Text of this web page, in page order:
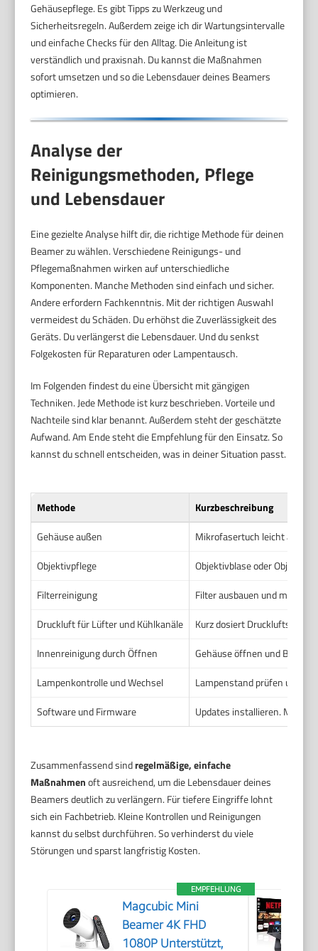
Gehäusepflege. Es gibt Tipps zu Werkzeug und
Sicherheitsregeln. Außerdem zeige ich dir Wartungsintervalle
und einfache Checks für den Alltag. Die Anleitung ist
verständlich und praxisnah. Du kannst die Maßnahmen
sofort umsetzen und so die Lebensdauer deines Beamers
optimieren.
Analyse der
Reinigungsmethoden, Pflege
und Lebensdauer
Eine gezielte Analyse hilft dir, die richtige Methode für deinen
Beamer zu wählen. Verschiedene Reinigungs- und
Pflegemaßnahmen wirken auf unterschiedliche
Komponenten. Manche Methoden sind einfach und sicher.
Andere erfordern Fachkenntnis. Mit der richtigen Auswahl
vermeidest du Schäden. Du erhöhst die Zuverlässigkeit des
Geräts. Du verlängerst die Lebensdauer. Und du senkst
Folgekosten für Reparaturen oder Lampentausch.
Im Folgenden findest du eine Übersicht mit gängigen
Techniken. Jede Methode ist kurz beschrieben. Vorteile und
Nachteile sind klar benannt. Außerdem steht der geschätzte
Aufwand. Am Ende steht die Empfehlung für den Einsatz. So
kannst du schnell entscheiden, was in deiner Situation passt.
Methode
Kurzbeschreibung
Gehäuse außen
Mikrofasertuch leicht
Objektivpflege
Objektivblase oder
Filterreinigung
Filter ausbauen und mit
Druckluft für Lüfter und Kühlkanäle
Kurz dosiert Druckluftspray
Innenreinigung durch Öffnen
Gehäuse öffnen und
Lampenkontrolle und Wechsel
Lampenstand prüfen und
Software und Firmware
Updates installieren. Menüs
Zusammenfassend sindregelmäßige, einfache
Maßnahmenoft ausreichend, um die Lebensdauer deines
Beamers deutlich zu verlängern. Für tiefere Eingriffe lohnt
sich ein Fachbetrieb. Kleine Kontrollen und Reinigungen
kannst du selbst durchführen. So verhinderst du viele
Störungen und sparst langfristig Kosten.
EMPFEHLUNG
Magcubic Mini
Beamer 4K FHD
1080P Unterstützt,